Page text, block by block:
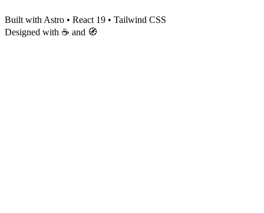
Built with Astro • React 19 • Tailwind CSS
Designed with ☕ and 🧭